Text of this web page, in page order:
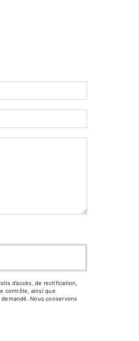
d’accès, de rectification,
contrôle, ainsi que
Nous conservons